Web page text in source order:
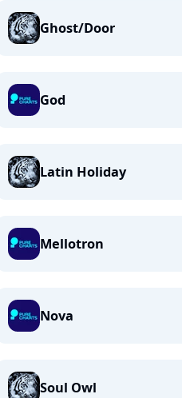
Ghost/Door
God
Latin Holiday
Mellotron
Nova
Soul Owl